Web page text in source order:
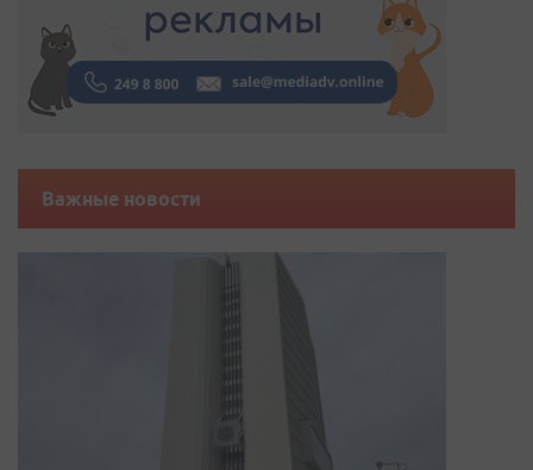
Важные новости